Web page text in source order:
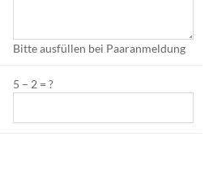
Bitte ausfüllen bei Paaranmeldung
5 − 2 = ?